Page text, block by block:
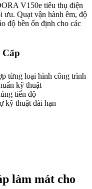
V150e tiêu thụ điện
ưu. Quạt vận hành êm, độ
độ bền ổn định cho các
từng loại hình công trình
kỹ thuật
tiến độ
kỹ thuật dài hạn
làm mát cho